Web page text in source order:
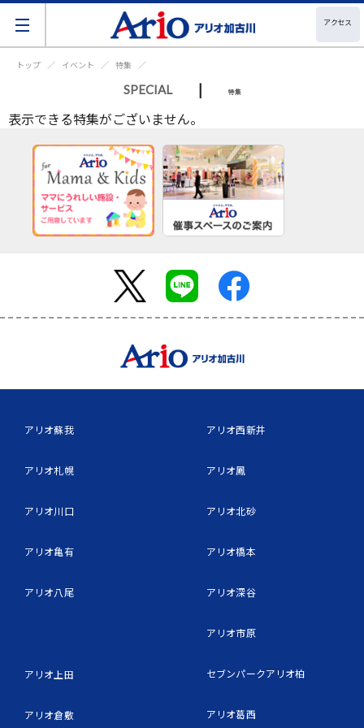
アクセス
トップ イベント 特集
SPECIAL | 特集
表示できる特集がございません。
アリオ蘇我
アリオ札幌
アリオ川口
アリオ亀有
アリオ八尾
アリオ上田
アリオ倉敷
アリオ西新井
アリオ鳳
アリオ北砂
アリオ橋本
アリオ深谷
アリオ市原
セブンパークアリオ柏
アリオ葛西